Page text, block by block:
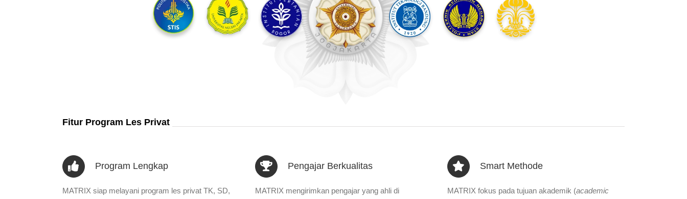
Fitur Program Les Privat
Program Lengkap
MATRIX siap melayani program les privat TK, SD,
Pengajar Berkualitas
MATRIX mengirimkan pengajar yang ahli di
Smart Methode
MATRIX fokus pada tujuan akademik (academic